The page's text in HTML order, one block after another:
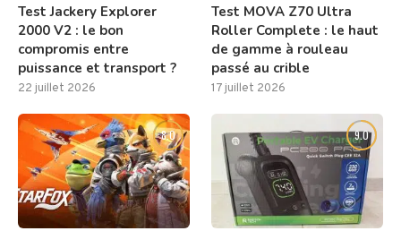
Test Jackery Explorer
2000 V2 : le bon
compromis entre
puissance et transport ?
22 juillet 2026
Test MOVA Z70 Ultra
Roller Complete : le haut
de gamme à rouleau
passé au crible
17 juillet 2026
8.0 9.0